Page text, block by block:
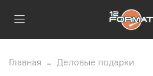
Главная Деловые подарки